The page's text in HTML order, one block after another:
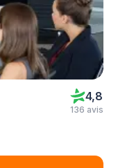
4,8
136 avis